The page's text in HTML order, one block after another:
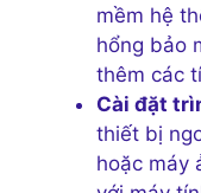
mềm hệ
hổng bảo
thêm các
Cài đặt
thiết bị
hoặc máy